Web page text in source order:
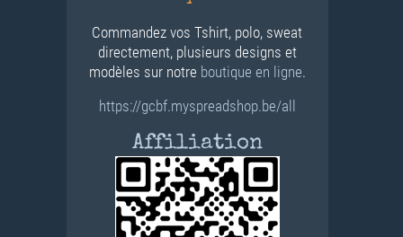
Commandez vos Tshirt, polo, sweat
directement, plusieurs designs et
modèles sur notre boutique en ligne.
https://gcbf.myspreadshop.be/all
Affiliation